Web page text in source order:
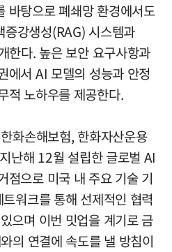
바탕으로 폐쇄망 환경에서도
강생성(RAG) 시스템과
한다. 높은 보안 요구사항과
에서 AI 모델의 성능과 안정
적 노하우를 제공한다.
화손해보험, 한화자산운용
난해 12월 설립한 글로벌 AI
점으로 미국 내 주요 기술 기
워크를 통해 선제적인 협력
으며 이번 밋업을 계기로 금
의 연결에 속도를 낼 방침이